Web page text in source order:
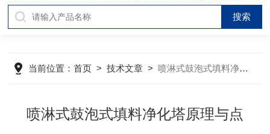
当前位置：首页 >技术文章 >喷淋式鼓泡式填料净化塔原理与点
喷淋式鼓泡式填料净化塔原理与点